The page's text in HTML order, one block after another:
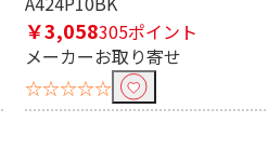
￥3,058305ポイント
メーカーお取り寄せ
☆☆☆☆☆